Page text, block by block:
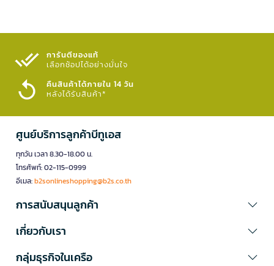
การันตีของแท้
เลือกช้อปได้อย่างมั่นใจ​
คืนสินค้าได้ภายใน 14 วัน
หลังได้รับสินค้า*
ศูนย์บริการลูกค้าบีทูเอส
ทุกวัน เวลา 8.30-18.00 น.
โทรศัพท์: 02-115-0999
อีเมล:b2sonlineshopping@b2s.co.th
การสนับสนุนลูกค้า
เกี่ยวกับเรา
กลุ่มธุรกิจในเครือ